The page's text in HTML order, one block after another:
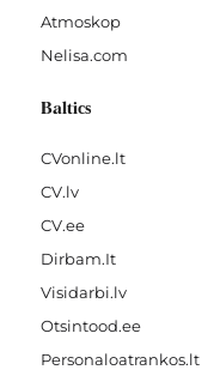
Atmoskop
Nelisa.com
Baltics
CVonline.lt
CV.lv
CV.ee
Dirbam.It
Visidarbi.lv
Otsintood.ee
Personaloatrankos.lt